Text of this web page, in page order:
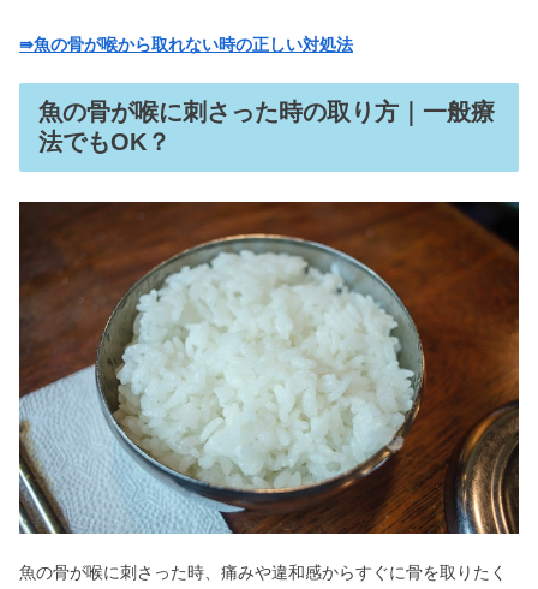
ピルは避妊目的だと言いづらい？飲む
理由や貰い方｜個人輸入OK？
せの禁忌薬は？効かないの？
リアップX5プラス販売中止の理由｜口
コミははげる？効果ない？
⇛魚の骨が喉から取れない時の正しい対処法
魚の骨が喉に刺さった時の取り方｜一般療
法でもOK？
魚の骨が喉に刺さった時、痛みや違和感からすぐに骨を取りたく